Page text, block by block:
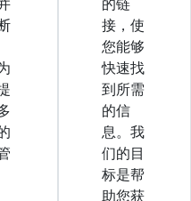
接，使
您能够
快速找
到所需
的信
息。我
们的目
标是帮
助您获